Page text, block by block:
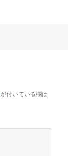
が付いている欄は